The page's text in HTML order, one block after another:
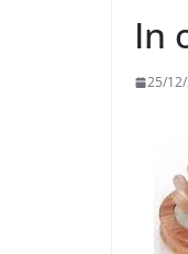
In
25/